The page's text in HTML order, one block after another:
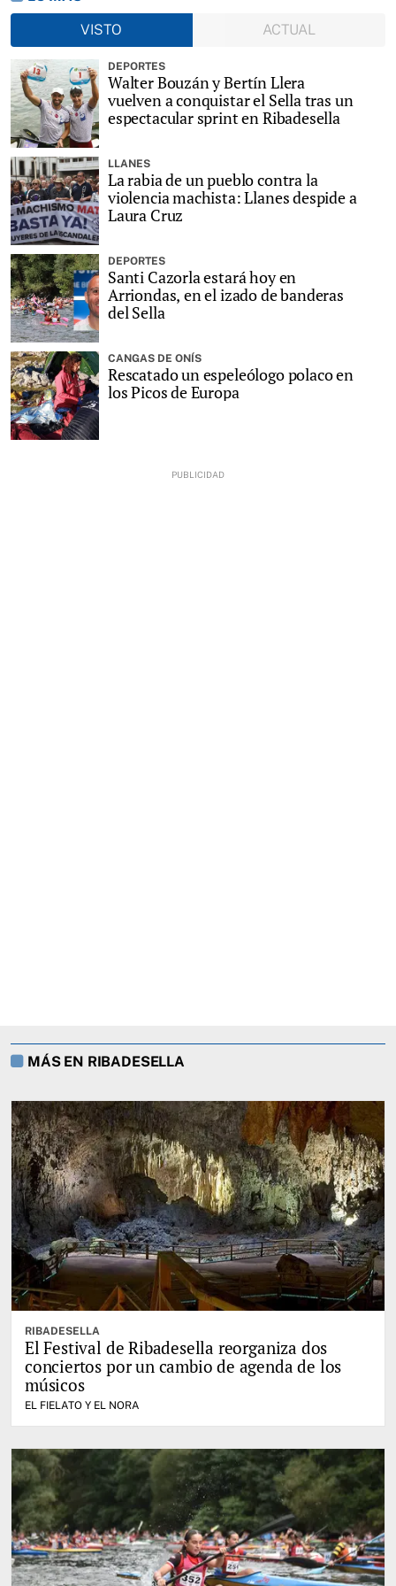
VISTO
ACTUAL
DEPORTES
Walter Bouzán y Bertín Llera
vuelven a conquistar el Sella tras un
espectacular sprint en Ribadesella
LLANES
La rabia de un pueblo contra la
violencia machista: Llanes despide a
Laura Cruz
DEPORTES
Santi Cazorla estará hoy en
Arriondas, en el izado de banderas
del Sella
CANGAS DE ONÍS
Rescatado un espeleólogo polaco en
los Picos de Europa
MÁS EN RIBADESELLA
RIBADESELLA
El Festival de Ribadesella reorganiza dos
conciertos por un cambio de agenda de los
músicos
EL FIELATO Y EL NORA